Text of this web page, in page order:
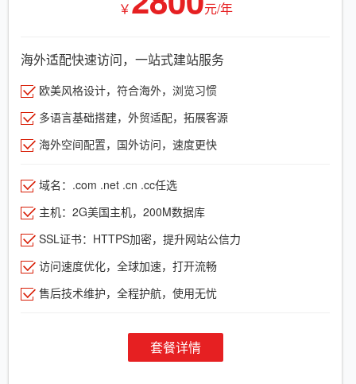
￥ 元/年
海外适配快速访问，一站式建站服务
欧美风格设计，符合海外，浏览习惯
多语言基础搭建，外贸适配，拓展客源
海外空间配置，国外访问，速度更快
域名：.com .net .cn .cc任选
主机：2G美国主机，200M数据库
SSL证书：HTTPS加密，提升网站公信力
访问速度优化，全球加速，打开流畅
售后技术维护，全程护航，使用无忧
套餐详情